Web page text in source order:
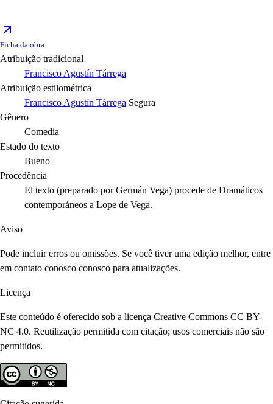
Ficha da obra
Atribuição tradicional
Francisco Agustín Tárrega
Atribuição estilométrica
Francisco Agustín Tárrega Segura
Gênero
Comedia
Estado do texto
Bueno
Procedência
El texto (preparado por Germán Vega) procede de Dramáticos
contemporáneos a Lope de Vega.
Aviso
Pode incluir erros ou omissões. Se você tiver uma edição melhor, entre
em contato conosco conosco para atualizações.
Licença
Este conteúdo é oferecido sob a licença Creative Commons CC BY-
NC 4.0. Reutilização permitida com citação; usos comerciais não são
permitidos.